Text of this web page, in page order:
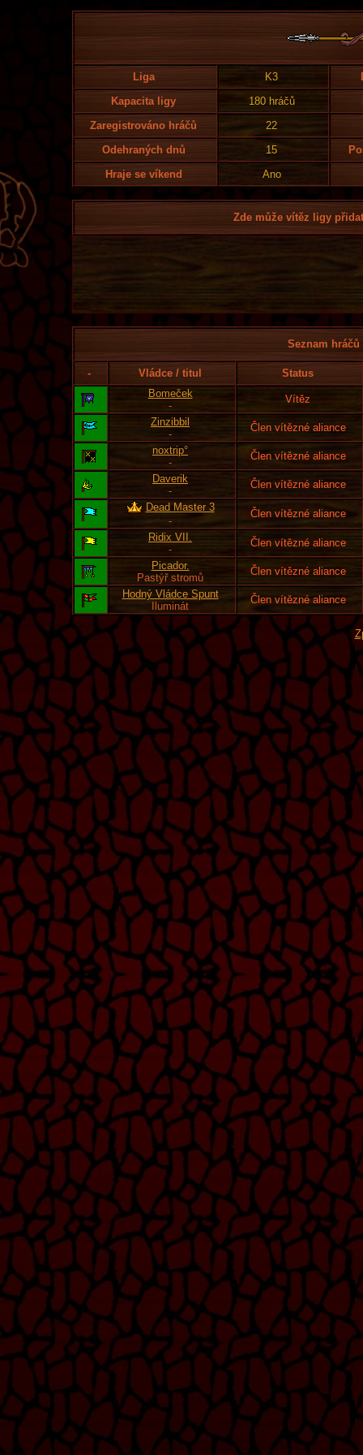
Liga K3
Kapacita ligy
180 hráčů
Zaregistrováno hráčů
22
Odehraných dnů
15
Hraje se víkend
Ano
Zde může vítěz ligy
Seznam
- Vládce / titul
Status
Bomeček
-
Vítěz
Zinzibbil
-
Člen vítězné aliance
noxtrip°
-
Člen vítězné aliance
Daverik
-
Člen vítězné aliance
Dead Master 3
-
Člen vítězné aliance
Ridix VII.
-
Člen vítězné aliance
Picador.
Pastýř stromů
Člen vítězné aliance
Hodný Vládce Spunt
Iluminát
Člen vítězné aliance